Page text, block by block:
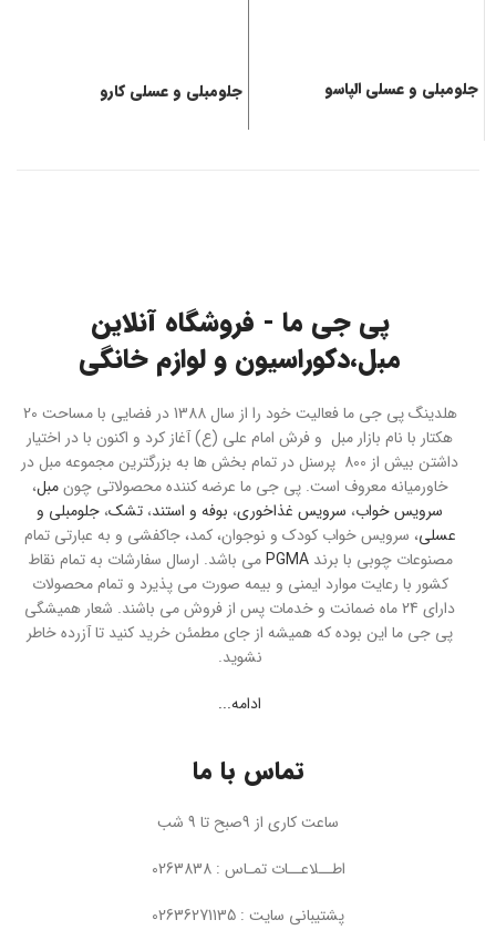
جلومبلی و عسلی الپاسو جلومبلی و عسلی کارو
پی جی ما - فروشگاه آنلاین
مبل،دکوراسیون و لوازم خانگی
هلدینگ پی جی ما فعالیت خود را از سال 1388 در فضایی با مساحت 20
هکتار با نام بازار مبل و فرش امام علی (ع) آغاز کرد و اکنون با در اختیار
داشتن بیش از 800 پرسنل در تمام بخش ها به بزرگترین مجموعه مبل در
خاورمیانه معروف است. پی جی ما عرضه کننده محصولاتی چونمبل،
سرویس خواب، سرویس غذاخوری، بوفه و استند، تشک، جلومبلی و
عسلی، سرویس خواب کودک و نوجوان، کمد، جاکفشی و به عبارتی تمام
مصنوعات چوبی با برندPGMAمی باشد. ارسال سفارشات به تمام نقاط
کشور با رعایت موارد ایمنی و بیمه صورت می پذیرد و تمام محصولات
دارای 24 ماه ضمانت و خدمات پس از فروش می باشند. شعار همیشگی
پی جی ما این بوده که همیشه از جای مطمئن خرید کنید تا آزرده خاطر
نشوید.
ادامه...
تماس با ما
ساعت کاری از 9صبح تا 9 شب
اطــلاعــات تمـاس : 0263838
پشتیبانی سایت : 02636271135